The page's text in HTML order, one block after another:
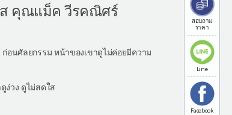
สอบถาม
ราคา
Line
Facebook
ส คุณแม็ค วีรคณิศร์
อนศัลยกรรม หน้าของเขาดูไม่ค่อยมีความ
ง่วง ดูไม่สดใส